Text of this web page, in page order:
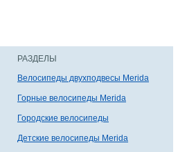
РАЗДЕЛЫ
Велосипеды двухподвесы Merida
Горные велосипеды Merida
Городские велосипеды
Детские велосипеды Merida